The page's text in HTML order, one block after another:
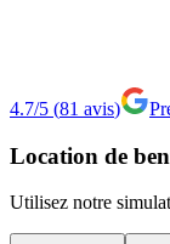
4.7/5 (81 avis)
Location de
Utilisez notre